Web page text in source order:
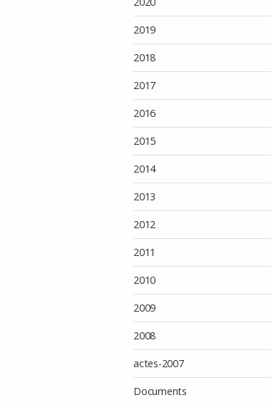
2019
2018
2017
2016
2015
2014
2013
2012
2011
2010
2009
2008
actes-2007
Documents